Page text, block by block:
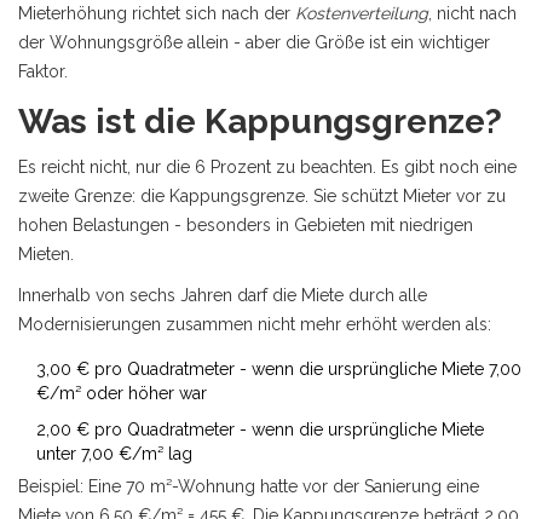
Mieterhöhung richtet sich nach der Kostenverteilung, nicht nach
der Wohnungsgröße allein - aber die Größe ist ein wichtiger
Faktor.
Was ist die Kappungsgrenze?
Es reicht nicht, nur die 6 Prozent zu beachten. Es gibt noch eine
zweite Grenze: die Kappungsgrenze. Sie schützt Mieter vor zu
hohen Belastungen - besonders in Gebieten mit niedrigen
Mieten.
Innerhalb von sechs Jahren darf die Miete durch alle
Modernisierungen zusammen nicht mehr erhöht werden als:
3,00 € pro Quadratmeter - wenn die ursprüngliche Miete 7,00
€/m² oder höher war
2,00 € pro Quadratmeter - wenn die ursprüngliche Miete
unter 7,00 €/m² lag
Beispiel: Eine 70 m²-Wohnung hatte vor der Sanierung eine